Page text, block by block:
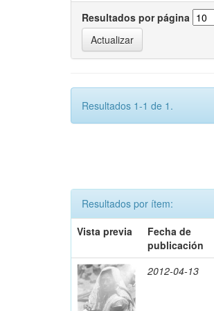
Resultados por página
Resultados 1-1 de 1.
Resultados por ítem:
Vista previa
Fecha de
publicación
2012-04-13